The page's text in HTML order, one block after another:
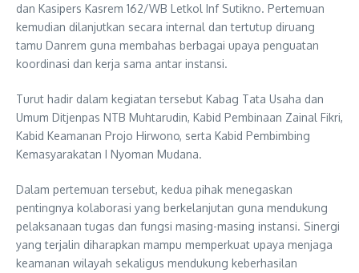
dan Kasipers Kasrem 162/WB Letkol Inf Sutikno. Pertemuan
kemudian dilanjutkan secara internal dan tertutup diruang
tamu Danrem guna membahas berbagai upaya penguatan
koordinasi dan kerja sama antar instansi.
Turut hadir dalam kegiatan tersebut Kabag Tata Usaha dan
Umum Ditjenpas NTB Muhtarudin, Kabid Pembinaan Zainal Fikri,
Kabid Keamanan Projo Hirwono, serta Kabid Pembimbing
Kemasyarakatan I Nyoman Mudana.
Dalam pertemuan tersebut, kedua pihak menegaskan
pentingnya kolaborasi yang berkelanjutan guna mendukung
pelaksanaan tugas dan fungsi masing-masing instansi. Sinergi
yang terjalin diharapkan mampu memperkuat upaya menjaga
keamanan wilayah sekaligus mendukung keberhasilan